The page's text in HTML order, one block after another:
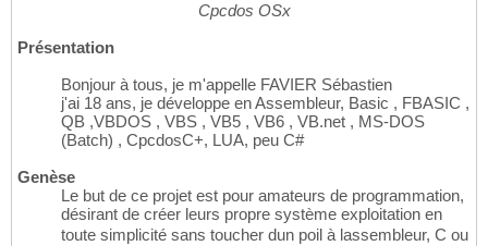
Cpcdos OSx
Présentation
Bonjour à tous, je m'appelle FAVIER Sébastien
j'ai 18 ans, je développe en Assembleur, Basic , FBASIC ,
QB ,VBDOS , VBS , VB5 , VB6 , VB.net , MS-DOS
(Batch) , CpcdosC+, LUA, peu C#
Genèse
Le but de ce projet est pour amateurs de programmation,
désirant de créer leurs propre système exploitation en
toute simplicité sans toucher dun poil à lassembleur, C ou